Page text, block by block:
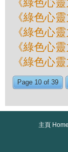
《綠色心
《綠色心
《綠色心
《綠色心
Page 10 of 39
主頁 Home